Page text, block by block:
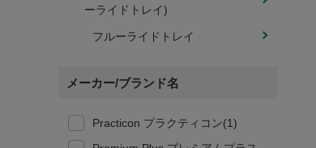
ーライドトレイ)
フルーライドトレイ
メーカー/ブランド名
Practicon プラクティコン(1)